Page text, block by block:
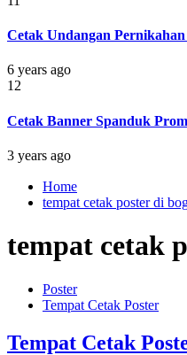
Cetak Undangan
6 years ago
12
Cetak Banner Spanduk
3 years ago
Home
tempat cetak poster di
tempat cetak
Poster
Tempat Cetak Poster
Tempat Cetak